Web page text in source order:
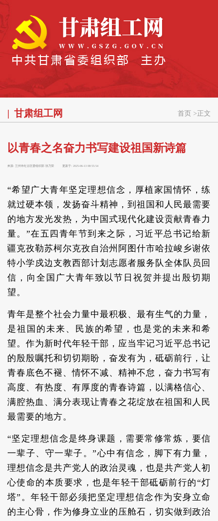
甘肃组工网 首页 > 正文
以青春之名奋力书写建设祖国新诗篇
来源: 兰州市红古区委组织部 张乃荣 更新于: 2025-06-13 08:55:54
“希望广大青年坚定理想信念，厚植家国情怀，练
就过硬本领，发扬奋斗精神，到祖国和人民最需要
的地方发光发热，为中国式现代化建设贡献青春力
量。”在五四青年节到来之际，习近平总书记给新
疆克孜勒苏柯尔克孜自治州阿图什市哈拉峻乡谢依
特小学戍边支教西部计划志愿者服务队全体队员回
信，向全国广大青年致以节日祝贺并提出殷切期
望。
青年是整个社会力量中最积极、最有生气的力量，
是祖国的未来、民族的希望，也是党的未来和希
望。作为新时代年轻干部，应当牢记习近平总书记
的殷殷嘱托和切切期盼，奋发有为，砥砺前行，让
青春底色不褪、情怀不减、精神不怠，奋力书写有
高度、有热度、有厚度的青春诗篇，以满格信心、
满腔热血、满分表现让青春之花绽放在祖国和人民
最需要的地方。
“坚定理想信念是终身课题，需要常修常炼，要信
一辈子、守一辈子。”心中有信念，脚下有力量，
理想信念是共产党人的政治灵魂，也是共产党人初
心使命的本质要求，也是年轻干部砥砺前行的“灯
塔”。年轻干部必须把坚定理想信念作为安身立命
的主心骨，作为修身立业的压舱石，切实做到政治